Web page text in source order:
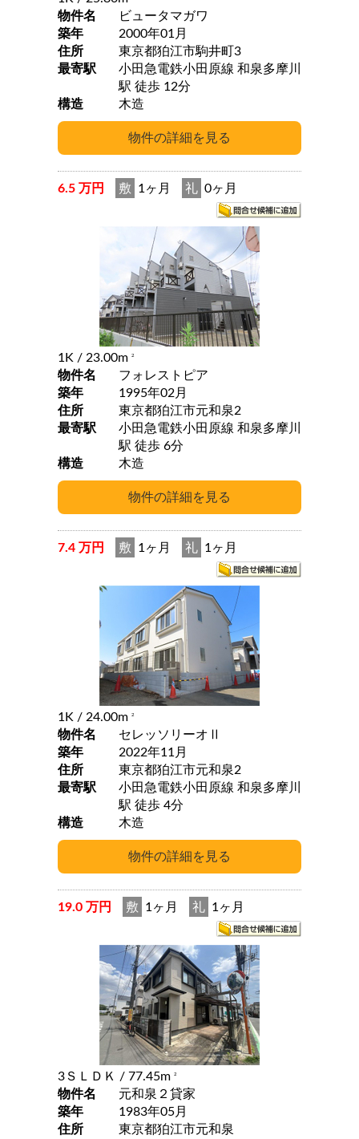
物件名
ビュータマガワ
築年
2000年01月
住所
東京都狛江市駒井町3
最寄駅
小田急電鉄小田原線 和泉多摩川
駅 徒歩 12分
構造
木造
6.5 万円 敷 1ヶ月 礼 0ヶ月
1K / 23.00m 2
物件名
フォレストピア
築年
1995年02月
住所
東京都狛江市元和泉2
最寄駅
小田急電鉄小田原線 和泉多摩川
駅 徒歩 6分
構造
木造
7.4 万円 敷 1ヶ月 礼 1ヶ月
1K / 24.00m 2
物件名
セレッソリーオⅡ
築年
2022年11月
住所
東京都狛江市元和泉2
最寄駅
小田急電鉄小田原線 和泉多摩川
駅 徒歩 4分
構造
木造
19.0 万円 敷 1ヶ月 礼 1ヶ月
3ＳＬＤＫ / 77.45m 2
物件名
元和泉２貸家
築年
1983年05月
住所
東京都狛江市元和泉